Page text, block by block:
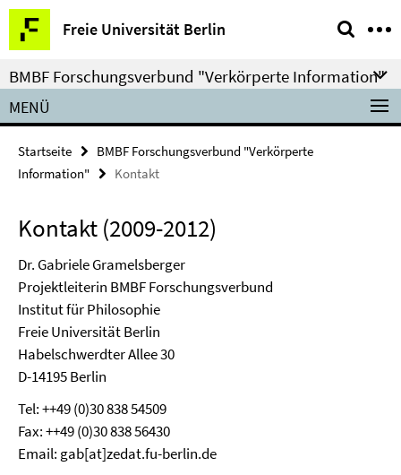
Springe
direkt
zu
Inhalt
Freie Universität Berlin
Service-
Navigation
BMBF Forschungsverbund "Verkörperte Information"
MENÜ
Startseite
BMBF Forschungsverbund "Verkörperte
Information"
Kontakt
Kontakt (2009-2012)
Dr. Gabriele Gramelsberger
Projektleiterin BMBF Forschungsverbund
Institut für Philosophie
Freie Universität Berlin
Habelschwerdter Allee 30
D-14195 Berlin
Tel: ++49 (0)30 838 54509
Fax: ++49 (0)30 838 56430
Email: gab[at]zedat.fu-berlin.de